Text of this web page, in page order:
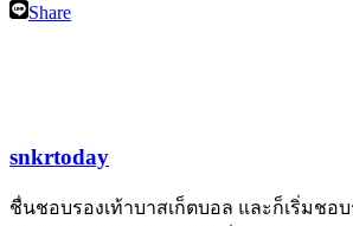
Share
snkrtoday
ชื่นชอบรองเท้าบาสเก็ตบอล และก็เริ่มชอ